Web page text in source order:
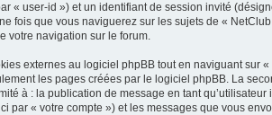
« user-id ») et un identifiant de session invité
fois que vous naviguerez sur les sujets de «
votre navigation sur le forum.
externes au logiciel phpBB tout en naviguant sur
les pages créées par le logiciel phpBB. La
à : la publication de message en tant
par « votre compte ») et les messages que vous